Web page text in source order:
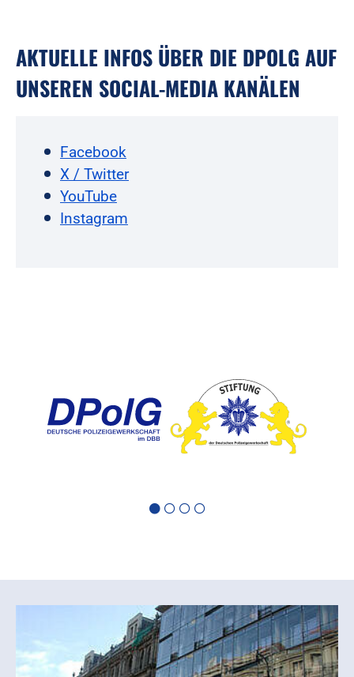
AKTUELLE INFOS ÜBER DIE DPOLG AUF
UNSEREN SOCIAL-MEDIA KANÄLEN
Facebook
X / Twitter
YouTube
Instagram